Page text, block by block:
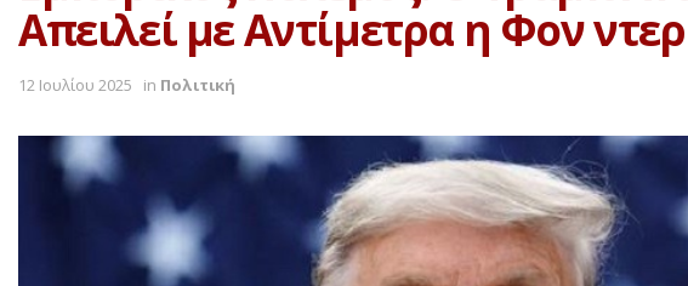
Απειλεί με Αντίμετρα η Φον
12 Ιουλίου 2025 in Πολιτική